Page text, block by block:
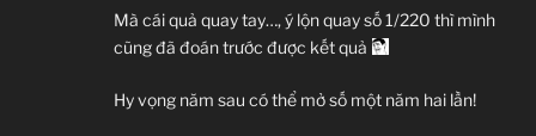
Mà cái quả quay tay…, ý lộn quay số 1/220 thì mình
cũng đã đoán trước được kết quả
Hy vọng năm sau có thể mở số một năm hai lần!